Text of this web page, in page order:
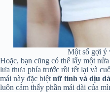
Một số gợi ý
Hoặc, bạn cũng có thể lấy một
lưa thưa phía trước rồi tết lại và
mái này đặc biệt nữ tính và dịu
luôn cảm thấy phần mái dài của